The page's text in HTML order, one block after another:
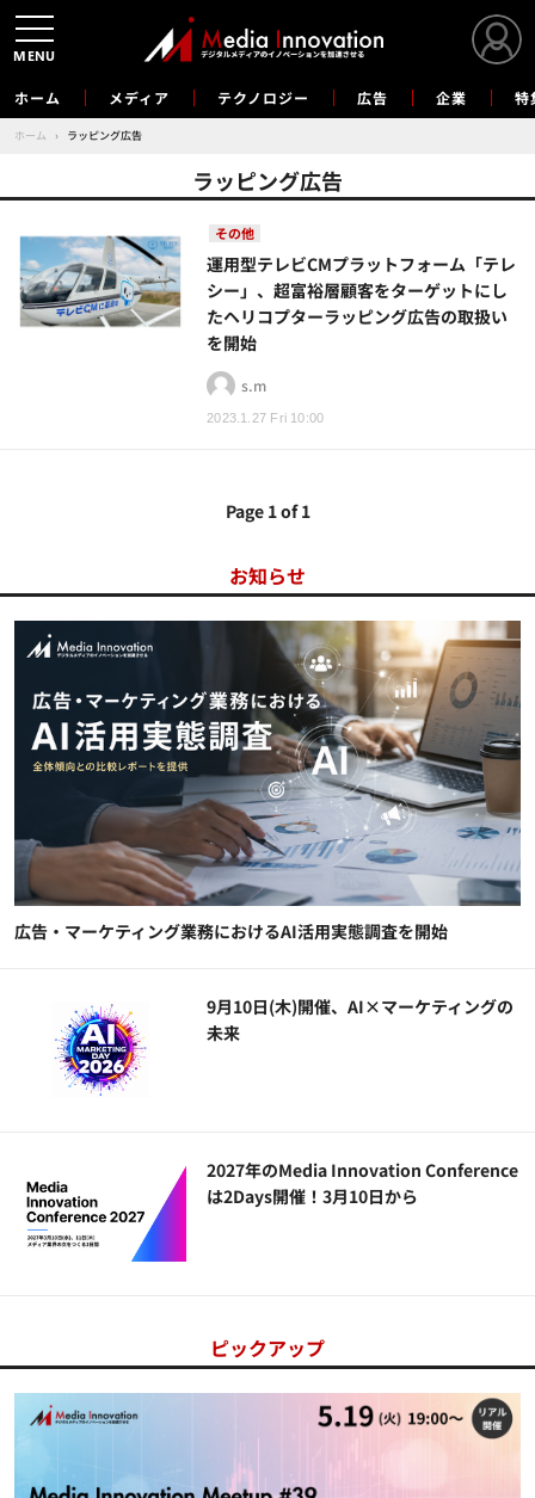
ホーム メディア テクノロジー 広告 企業 特
ホーム › ラッピング広告
ラッピング広告
その他
2023.1.27 Fri 10:00
運用型テレビCMプラットフォーム「テレ
シー」、超富裕層顧客をターゲットにし
たヘリコプターラッピング広告の取扱い
を開始
s.m
Page 1 of 1
お知らせ
広告・マーケティング業務におけるAI活用実態調査を開始
9月10日(木)開催、AI×マーケティングの
未来
2027年のMedia Innovation Conference
は2Days開催！3月10日から
ピックアップ
MENU